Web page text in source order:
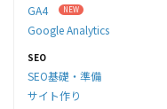
GA4
Google Analytics
SEO
SEO基礎・準備
サイト作り